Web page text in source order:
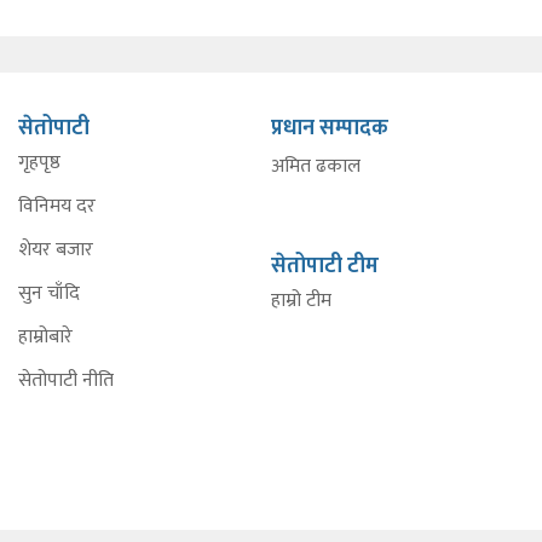
सेतोपाटी
गृहपृष्ठ
विनिमय दर
शेयर बजार
सुन चाँदि
हाम्रोबारे
सेतोपाटी नीति
प्रधान सम्पादक
अमित ढकाल
सेतोपाटी टीम
हाम्रो टीम